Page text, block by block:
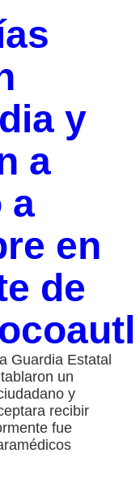
y
a
a
en
de
Guardia Estatal
un
y
recibir
fue